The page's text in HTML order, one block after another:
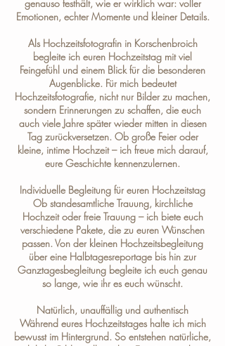
genauso festhält, wie er wirklich war: voller
Emotionen, echter Momente und kleiner Details.
Als Hochzeitsfotografin in Korschenbroich
begleite ich euren Hochzeitstag mit viel
Feingefühl und einem Blick für die besonderen
Augenblicke. Für mich bedeutet
Hochzeitsfotografie, nicht nur Bilder zu machen,
sondern Erinnerungen zu schaffen, die euch
auch viele Jahre später wieder mitten in diesen
Tag zurückversetzen. Ob große Feier oder
kleine, intime Hochzeit – ich freue mich darauf,
eure Geschichte kennenzulernen.
Individuelle Begleitung für euren Hochzeitstag
Ob standesamtliche Trauung, kirchliche
Hochzeit oder freie Trauung – ich biete euch
verschiedene Pakete, die zu euren Wünschen
passen. Von der kleinen Hochzeitsbegleitung
über eine Halbtagesreportage bis hin zur
Ganztagesbegleitung begleite ich euch genau
so lange, wie ihr es euch wünscht.
Natürlich, unauffällig und authentisch
Während eures Hochzeitstages halte ich mich
bewusst im Hintergrund. So entstehen natürliche,